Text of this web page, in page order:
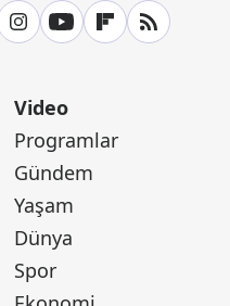
Video
Programlar
Gündem
Yaşam
Dünya
Spor